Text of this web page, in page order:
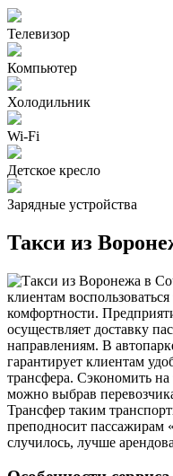
Телевизор
Компьютер
Холодильник
Wi-Fi
Детское кресло
Зарядные устройства
Такси из
клиентам
комфортности.
осуществляет доставку
направлениям. В
гарантирует клиентам
трансфера. Сэкономить
можно выбрав
Трансфер таким
преподносит пассажирам
случилось, лучше